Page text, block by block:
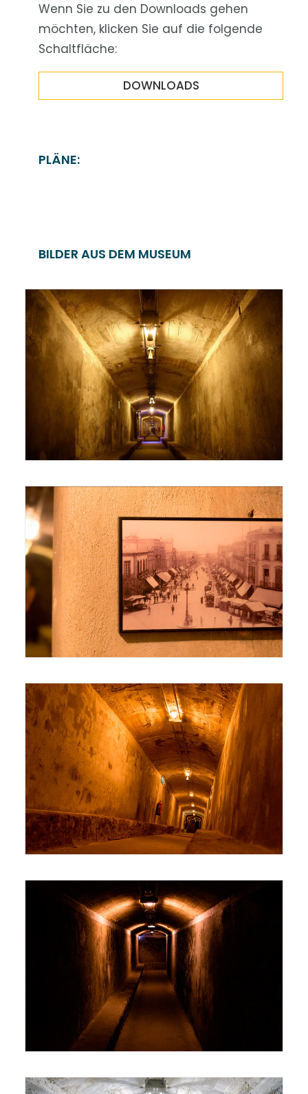
Wenn Sie zu den Downloads gehen
möchten, klicken Sie auf die folgende
Schaltfläche:
DOWNLOADS
PLÄNE:
BILDER AUS DEM MUSEUM